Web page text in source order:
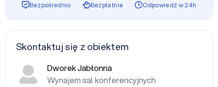
Bezpośrednio Bezpłatnie Odpowiedź w 24h
Skontaktuj się z obiektem
Dworek Jabłonna
Wynajem sal konferencyjnych